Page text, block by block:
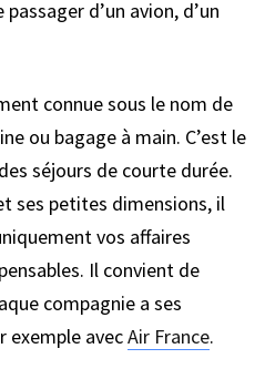
d’un avion, d’un
connue sous le nom de
ou bagage à main. C’est le
séjours de courte durée.
ses petites dimensions, il
vos affaires
Il convient de
compagnie a ses
exemple avecAir France.